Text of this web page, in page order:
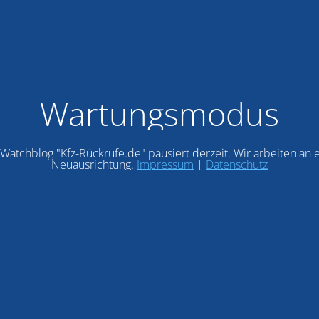
Wartungsmodus
"Kfz-Rückrufe.de" pausiert derzeit. Wir arbeiten an
Neuausrichtung. Impressum | Datenschutz